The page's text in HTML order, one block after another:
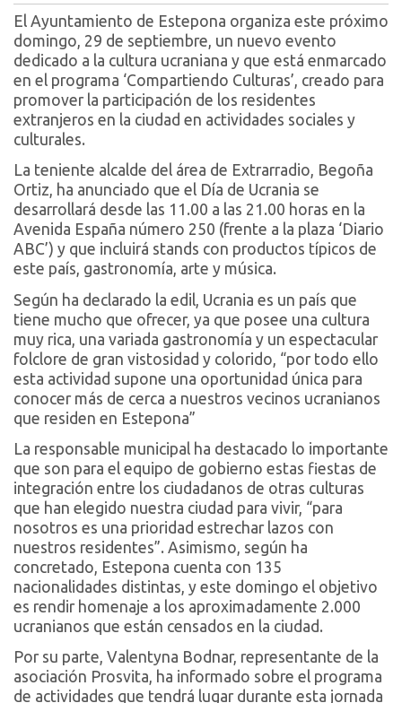
El Ayuntamiento de Estepona organiza este próximo
domingo, 29 de septiembre, un nuevo evento
dedicado a la cultura ucraniana y que está enmarcado
en el programa ‘Compartiendo Culturas’, creado para
promover la participación de los residentes
extranjeros en la ciudad en actividades sociales y
culturales.
La teniente alcalde del área de Extrarradio, Begoña
Ortiz, ha anunciado que el Día de Ucrania se
desarrollará desde las 11.00 a las 21.00 horas en la
Avenida España número 250 (frente a la plaza ‘Diario
ABC’) y que incluirá stands con productos típicos de
este país, gastronomía, arte y música.
Según ha declarado la edil, Ucrania es un país que
tiene mucho que ofrecer, ya que posee una cultura
muy rica, una variada gastronomía y un espectacular
folclore de gran vistosidad y colorido, “por todo ello
esta actividad supone una oportunidad única para
conocer más de cerca a nuestros vecinos ucranianos
que residen en Estepona”
La responsable municipal ha destacado lo importante
que son para el equipo de gobierno estas fiestas de
integración entre los ciudadanos de otras culturas
que han elegido nuestra ciudad para vivir, “para
nosotros es una prioridad estrechar lazos con
nuestros residentes”. Asimismo, según ha
concretado, Estepona cuenta con 135
nacionalidades distintas, y este domingo el objetivo
es rendir homenaje a los aproximadamente 2.000
ucranianos que están censados en la ciudad.
Por su parte, Valentyna Bodnar, representante de la
asociación Prosvita, ha informado sobre el programa
de actividades que tendrá lugar durante esta jornada